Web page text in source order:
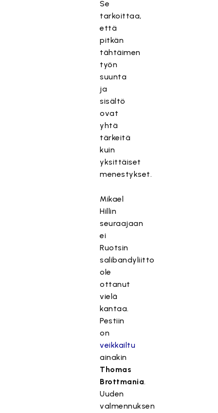
Se
tarkoittaa,
että
pitkän
tähtäimen
työn
suunta
ja
sisältö
ovat
yhtä
tärkeitä
kuin
yksittäiset
menestykset.
Mikael
Hillin
seuraajaan
ei
Ruotsin
salibandyliitto
ole
ottanut
vielä
kantaa.
Pestiin
on
veikkailtu
ainakin
Thomas
Brottmania.
Uuden
valmennuksen